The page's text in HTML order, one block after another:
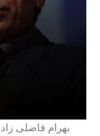
بهرام فاضلی